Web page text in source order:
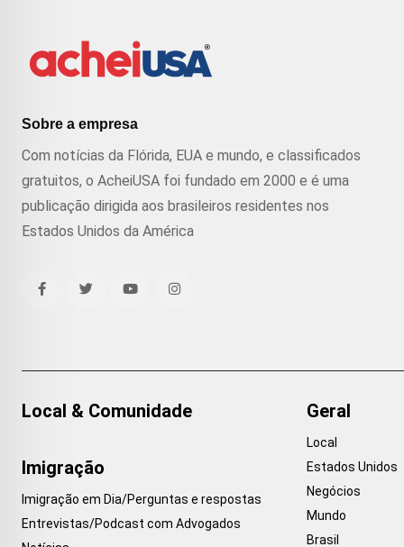
Sobre a empresa
Com notícias da Flórida, EUA e mundo, e classificados
gratuitos, o AcheiUSA foi fundado em 2000 e é uma
publicação dirigida aos brasileiros residentes nos
Estados Unidos da América
Local & Comunidade
Imigração
Imigração em Dia/Perguntas e respostas
Entrevistas/Podcast com Advogados
Geral
Local
Estados Unidos
Negócios
Mundo
Brasil